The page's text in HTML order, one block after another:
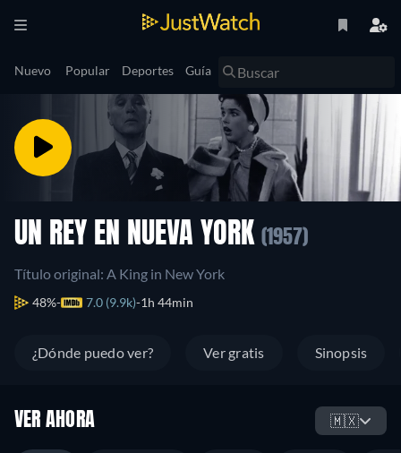
Nuevo Popular Deportes Guía
UN REY EN NUEVA YORK (1957)
Título original: A King in New York
48% 7.0 (9.9k) 1h 44min
¿Dónde puedo ver? Ver gratis Sinopsis
VER AHORA 🇲🇽